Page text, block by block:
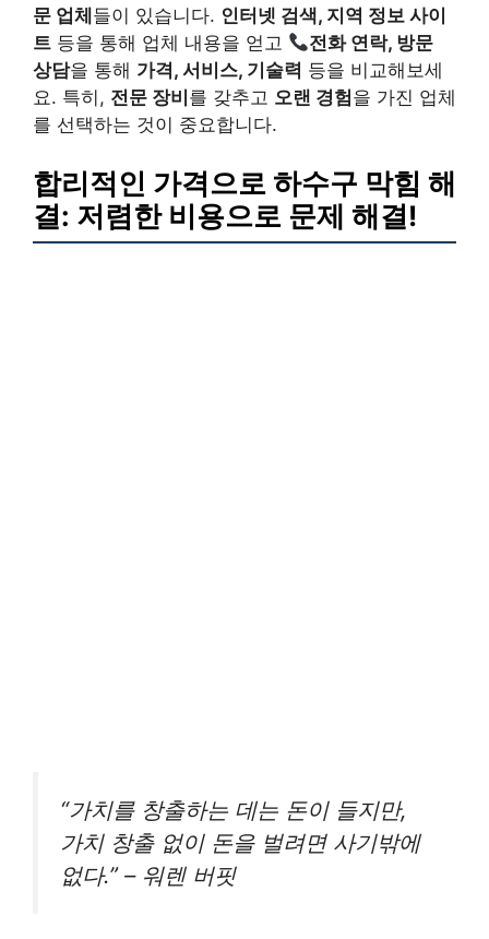
문 업체 들이 있습니다. 인터넷 검색, 지역 정보 사이
트 등을 통해 업체 내용을 얻고
전화 연락, 방문
상담을 통해 가격, 서비스, 기술력 등을 비교해보세
요. 특히, 전문 장비 를 갖추고 오랜 경험을 가진 업체
를 선택하는 것이 중요합니다.
합리적인 가격으로 하수구 막힘 해
결: 저렴한 비용으로 문제 해결!
“가치를 창출하는 데는 돈이 들지만,
가치 창출 없이 돈을 벌려면 사기밖에
없다.” – 워렌 버핏